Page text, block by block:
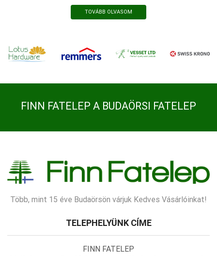
TOVÁBB OLVASOM
FINN FATELEP A BUDAÖRSI FATELEP
Több, mint 15 éve Budaörsön várjuk Kedves Vásárlóinkat!
TELEPHELYÜNK CÍME
FINN FATELEP